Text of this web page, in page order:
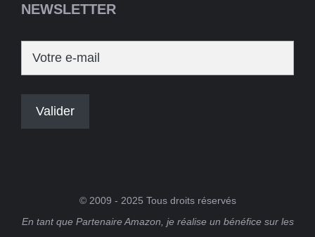
NEWSLETTER
© 2009 - 2025 Tous droits réservés
En tant que Partenaire Amazon, je réalise un bénéfice sur les